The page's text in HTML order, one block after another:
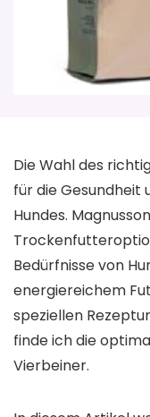
Die Wahl des
für die Gesundheit
Hundes.
Bedürfnisse von
energiereichem
speziellen
finde ich die
Vierbeiner.